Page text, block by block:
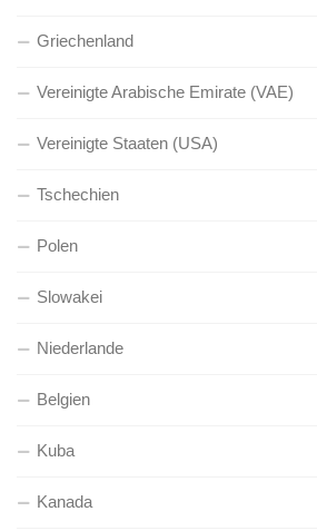
Griechenland
Vereinigte Arabische Emirate (VAE)
Vereinigte Staaten (USA)
Tschechien
Polen
Slowakei
Niederlande
Belgien
Kuba
Kanada